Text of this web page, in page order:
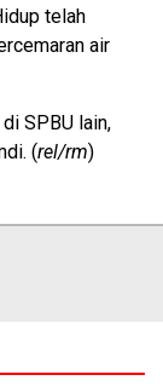
telah
air
SPBU lain,
(rel/rm)